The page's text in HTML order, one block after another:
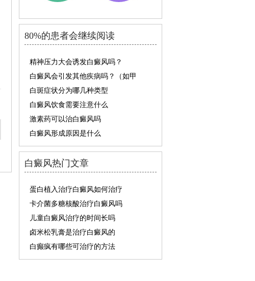
80%的患者会继续阅读
精神压力大会诱发白癜风吗？
白癜风会引发其他疾病吗？（如甲
白斑症状分为哪几种类型
白癜风饮食需要注意什么
激素药可以治白癜风吗
白癜风形成原因是什么
白癜风热门文章
蛋白植入治疗白癜风如何治疗
卡介菌多糖核酸治疗白癜风吗
儿童白癜风治疗的时间长吗
卤米松乳膏是治疗白癜风的
白癫疯有哪些可治疗的方法